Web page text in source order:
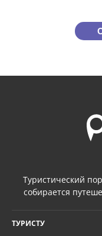
Туристический
собирается
ТУРИСТУ